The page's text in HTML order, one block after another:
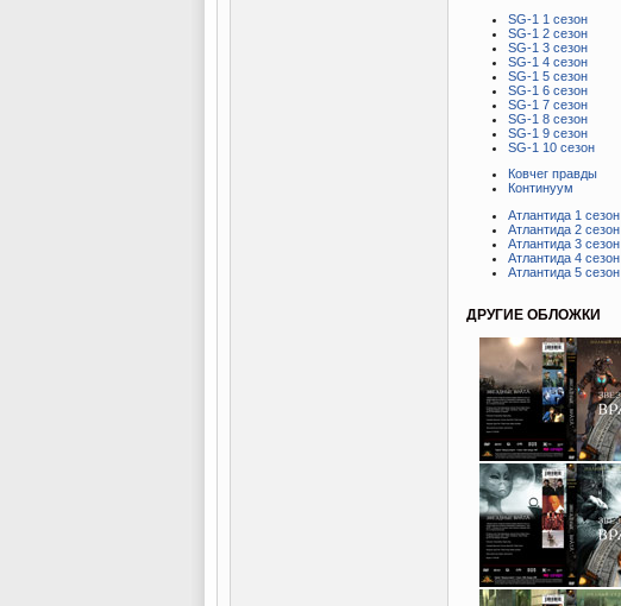
SG-1 1 сезон
SG-1 2 сезон
SG-1 3 сезон
SG-1 4 сезон
SG-1 5 сезон
SG-1 6 сезон
SG-1 7 сезон
SG-1 8 сезон
SG-1 9 сезон
SG-1 10 сезон
Ковчег правды
Континуум
Атлантида 1 сезон
Атлантида 2 сезон
Атлантида 3 сезон
Атлантида 4 сезон
Атлантида 5 сезон
ДРУГИЕ ОБЛОЖКИ